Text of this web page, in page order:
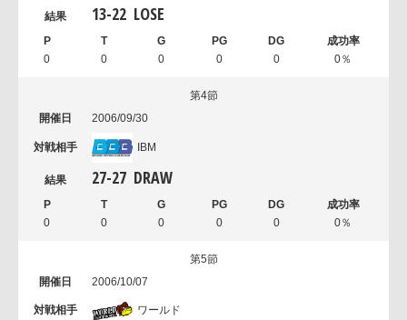
13-22 LOSE
0 0 0 0 0 0％
第4節
2006/09/30
IBM
27-27 DRAW
0 0 0 0 0 0％
第5節
2006/10/07
ワールド